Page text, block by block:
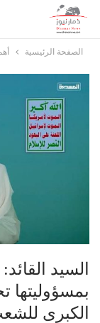
الصفحة الرئيسية
السيد
بمسؤوليتها
الكبرى